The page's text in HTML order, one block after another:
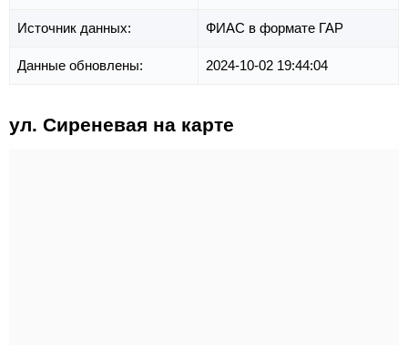
Источник данных: ФИАС в формате ГАР
Данные обновлены: 2024-10-02 19:44:04
ул. Сиреневая на карте